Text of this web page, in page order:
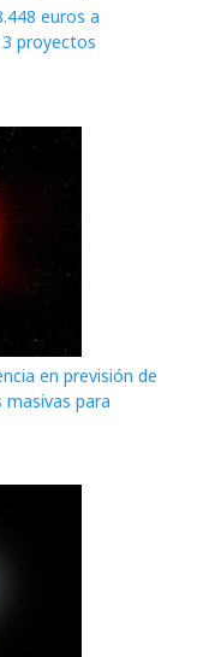
euros a
proyectos
en previsión de
para